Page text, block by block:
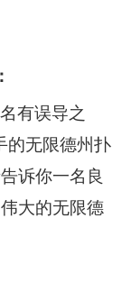
有误导之
的无限德州扑
诉你一名良
大的无限德